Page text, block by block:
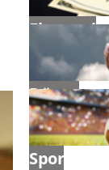
Ekonomi
Dünya
Spor